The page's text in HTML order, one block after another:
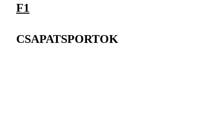
F1
CSAPATSPORTOK